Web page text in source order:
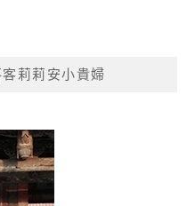
莉莉安小貴婦